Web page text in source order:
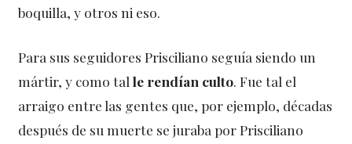
boquilla, y otros ni eso.
Para sus seguidores Prisciliano seguía siendo un
mártir, y como talle rendían culto. Fue tal el
arraigo entre las gentes que, por ejemplo, décadas
después de su muerte se juraba por Prisciliano